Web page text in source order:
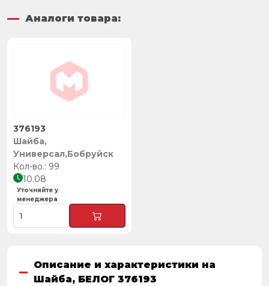
Аналоги товара:
Шайба,
Универсал,Бобруйск
376193
99
10.08
Уточняйте у
менеджера
Описание и характеристики на
Шайба, БЕЛОГ 376193